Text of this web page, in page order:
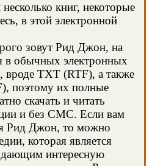
несколько книг, некоторые
в этой электронной
зовут Рид Джон, на
в обычных электронных
вроде TXT (RTF), а также
поэтому их полные
скачать и читать
и без СМС. Если вам
Рид Джон, то можно
которая является
интересную